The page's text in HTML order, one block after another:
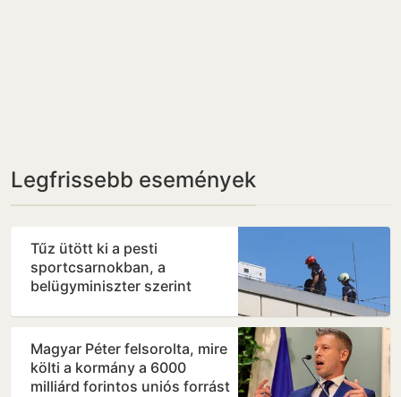
Legfrissebb események
Tűz ütött ki a pesti
sportcsarnokban, a
belügyminiszter szerint
bajnokság
Magyar Péter felsorolta, mire
költi a kormány a 6000
milliárd forintos uniós forrást